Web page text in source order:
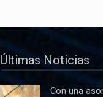
Últimas Noticias
Con una